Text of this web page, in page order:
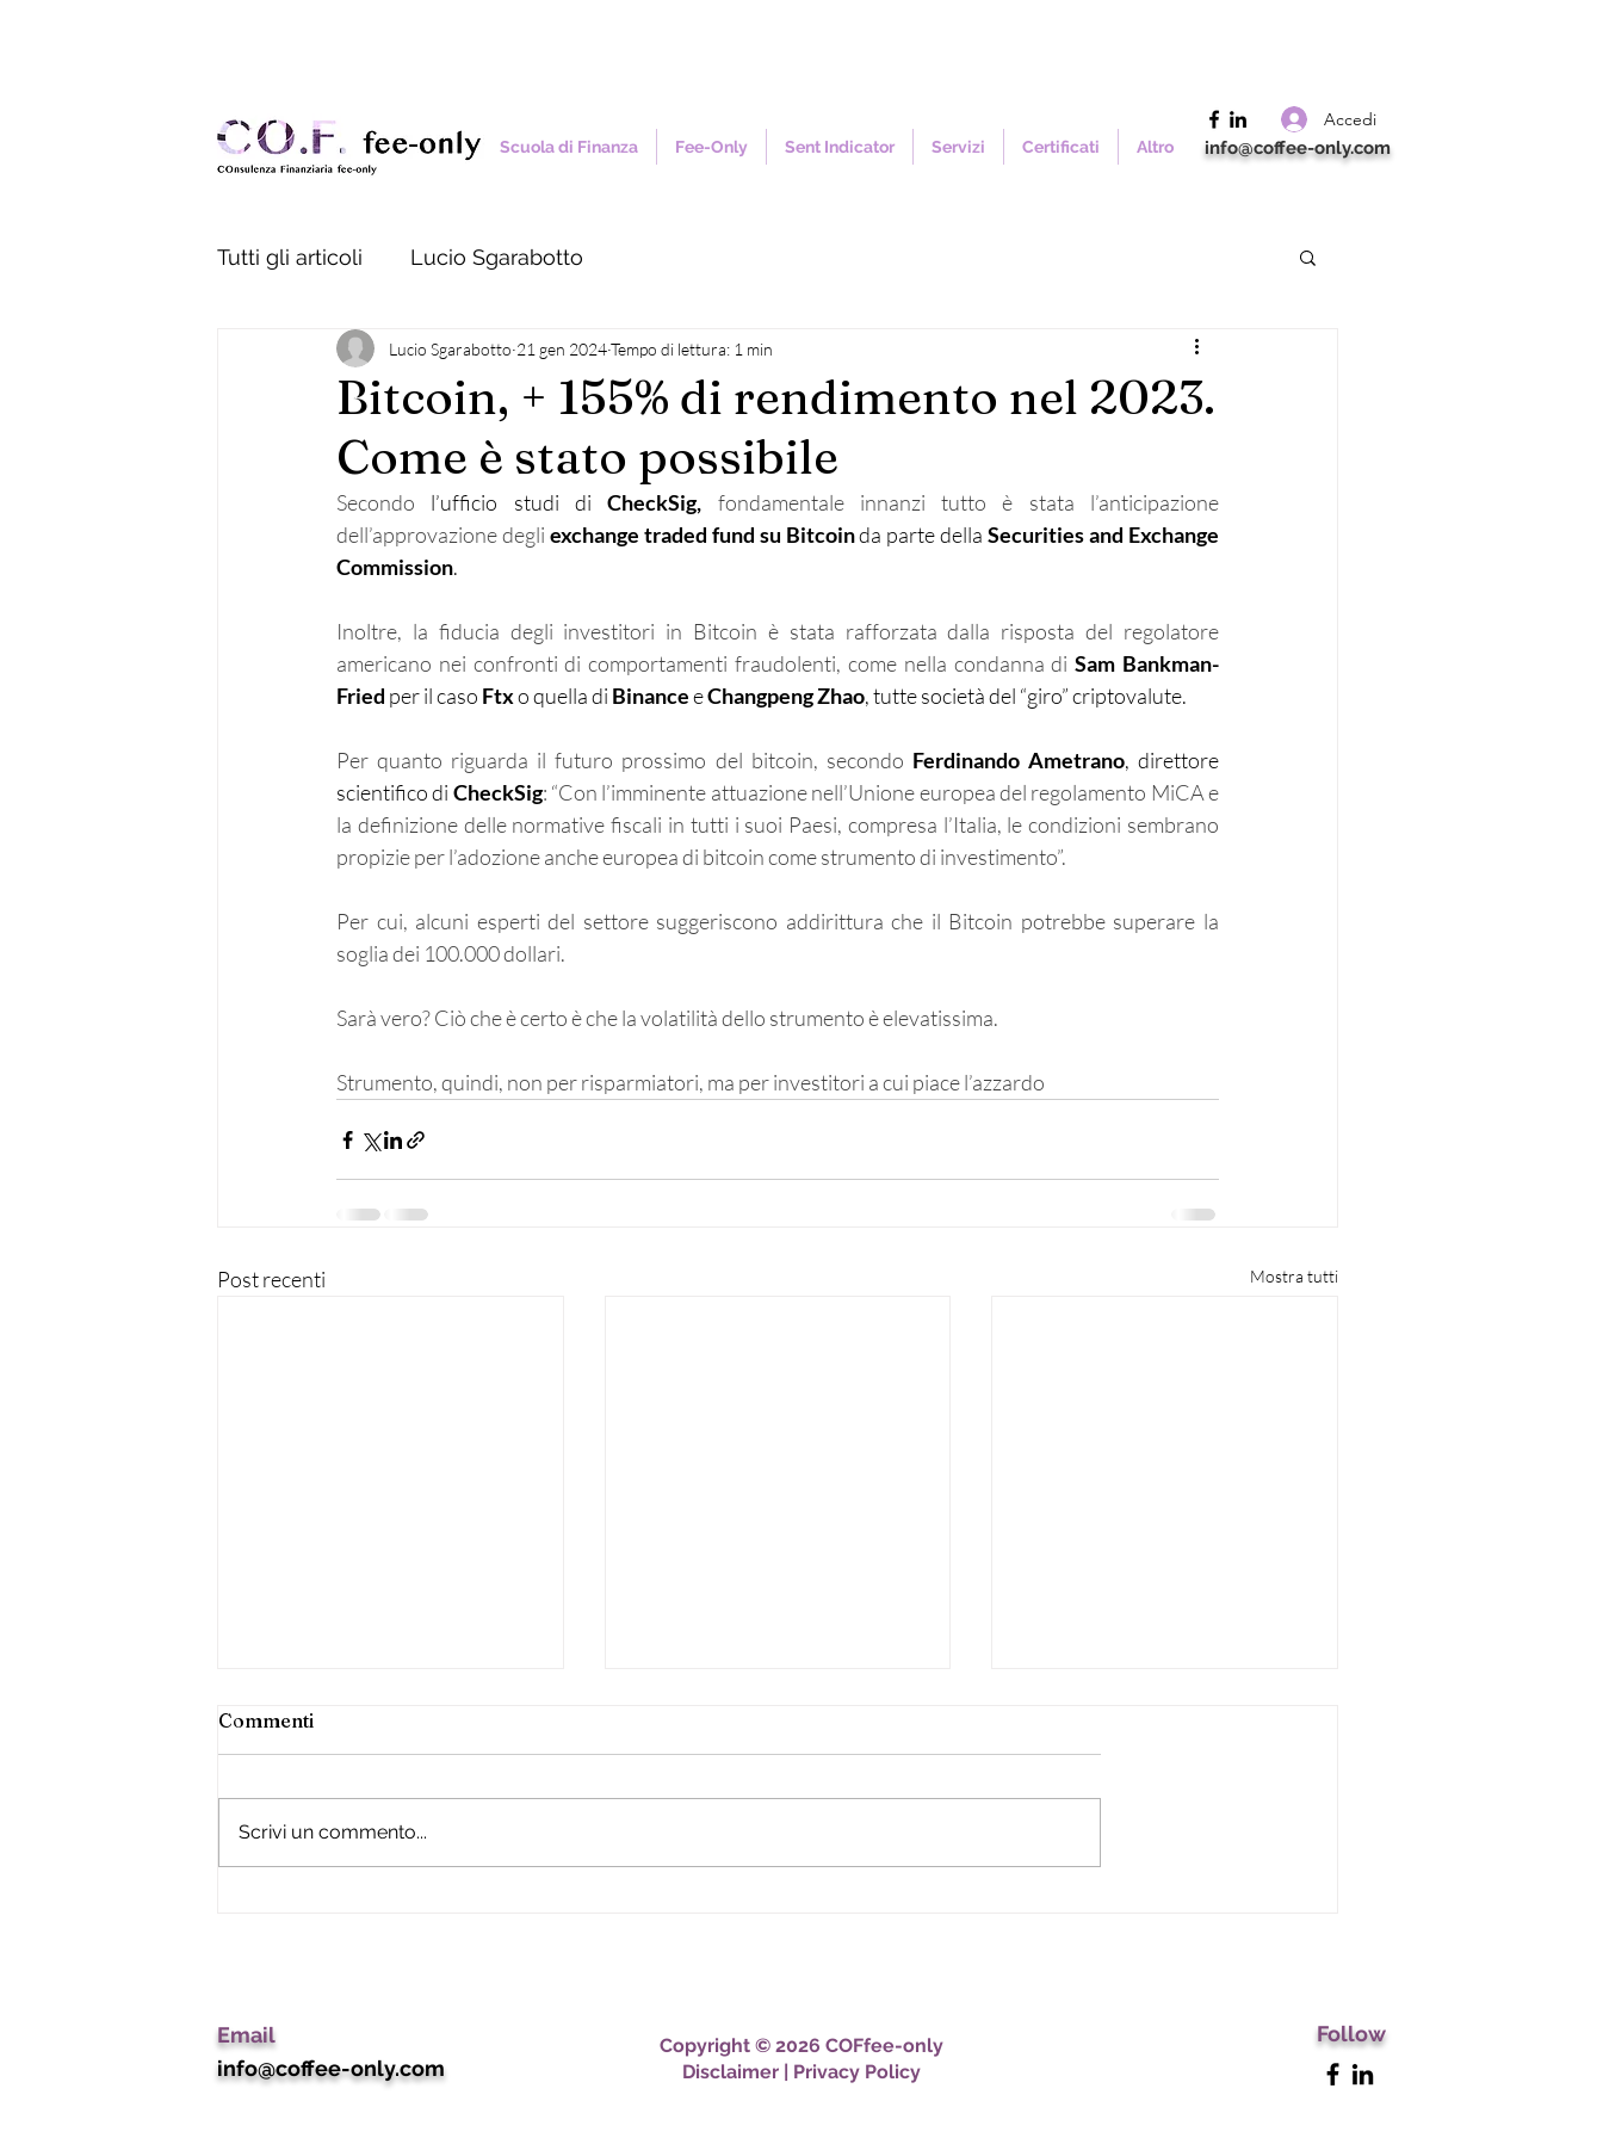
Scuola di Finanza Fee-Only Sent Indicator Servizi Certificati Altro
Accedi
info@coffee-only.com
Tutti gli articoli Lucio Sgarabotto
Bitcoin, + 155% di rendimento nel 2023.
Come è stato possibile
Lucio Sgarabotto 21 gen 2024Tempo di lettura: 1 min
Secondo l’ufficio studi di CheckSig, fondamentale innanzi tutto è stata l’anticipazione
dell’approvazione degli exchange traded fund su Bitcoin da parte della Securities and Exchange
Commission.
Inoltre, la fiducia degli investitori in Bitcoin è stata rafforzata dalla risposta del regolatore
americano nei confronti di comportamenti fraudolenti, come nella condanna di Sam Bankman-
Fried per il caso Ftx o quella di Binance e Changpeng Zhao, tutte società del “giro” criptovalute.
Per quanto riguarda il futuro prossimo del bitcoin, secondo Ferdinando Ametrano, direttore
scientifico di CheckSig: “Con l’imminente attuazione nell’Unione europea del regolamento MiCA e
la definizione delle normative fiscali in tutti i suoi Paesi, compresa l’Italia, le condizioni sembrano
propizie per l’adozione anche europea di bitcoin come strumento di investimento”.
Per cui, alcuni esperti del settore suggeriscono addirittura che il Bitcoin potrebbe superare la
soglia dei 100.000 dollari.
Sarà vero? Ciò che è certo è che la volatilità dello strumento è elevatissima.
Strumento, quindi, non per risparmiatori, ma per investitori a cui piace l’azzardo
Post recenti Mostra tutti
Commenti
Scrivi un commento...
Email
info@coffee-only.com
Copyright © 2026 COFfee-only
Disclaimer
Privacy Policy
Follow